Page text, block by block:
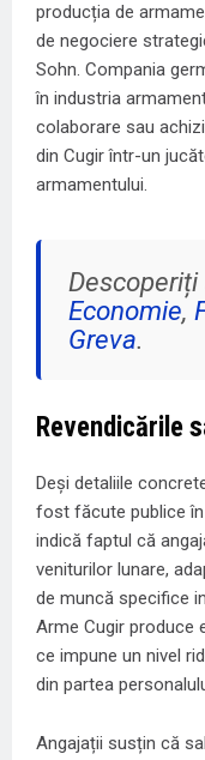
producția de
de negociere
Sohn. Compania
în industria
colaborare sau
din Cugir într-un
armamentului.
Economie,
Greva.
Revendicările
Deși detaliile
fost făcute publice
indică faptul că
veniturilor lunare,
de muncă specifice
Arme Cugir produce
ce impune un nivel
din partea
Angajații susțin că